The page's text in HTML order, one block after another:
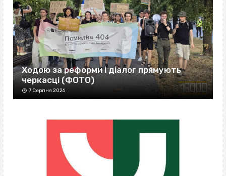
Ходою за реформи і діалог прямують
черкасці (ФОТО)
7 Серпня 2026